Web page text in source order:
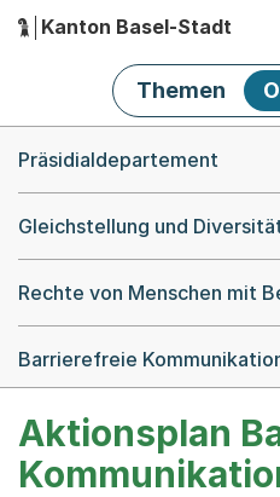
Hauptnavigation
Kanton Basel-Stadt
Themen
Präsidialdepartement
Gleichstellung und
Rechte von Menschen mit
Barrierefreie
Aktionsplan